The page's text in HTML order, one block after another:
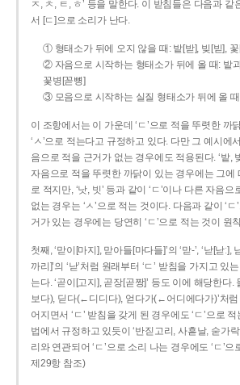
ㅈ, ㅊ, ㅌ, ㅎ’ 등을 말한다. 이 받침들은 다음과 같
서 [ㄷ]으로 소리가 난다.
① 형태소가 뒤에 오지 않을 때: 밭[받], 빚[빋], 꽃
② 자음으로 시작하는 형태소가 뒤에 올 때: 밭
꽃병[꼳뼝]
③ 모음으로 시작하는 실질 형태소가 뒤에 올
이 조항에서는 이 가운데 ‘ㄷ’으로 적을 뚜렷한 까
‘ㅅ’으로 적는다고 규정하고 있다. 다만 그 예시에
음으로 적을 근거가 없는 경우에도 적용된다. ‘밭,
자음으로 적을 뚜렷한 까닭이 있는 경우에는 그에
로 적지만, ‘낫, 빗’ 등과 같이 ‘ㄷ’이나 다른 자음
없는 경우는 ‘ㅅ’으로 적는 것이다. 다음과 같이 ‘
거가 있는 경우에는 당연히 ‘ㄷ’으로 적는 것이 원
첫째, ‘맏이[마지], 맏아들[마다들]’의 ‘맏-’, ‘낟[낟ː],
까리]’의 ‘낟’처럼 원래부터 ‘ㄷ’ 받침을 가지고 있
는다. ‘곧이[고지], 곧장[곧짱]’ 등도 이에 해당한다
보다), 딛다(←디디다), 얻다가(←어디에다가)’처
어지면서 ‘ㄷ’ 받침을 갖게 된 경우에도 ‘ㄷ’으로
법에서 규정하고 있듯이 ‘반짇고리, 사흗날, 숟가락,
리와 연관되어 ‘ㄷ’으로 소리 나는 경우에도 ‘ㄷ’
제29항 참조)